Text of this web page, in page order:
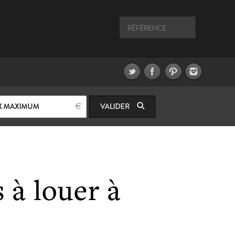
MAXIMUM VALIDER
à louer à